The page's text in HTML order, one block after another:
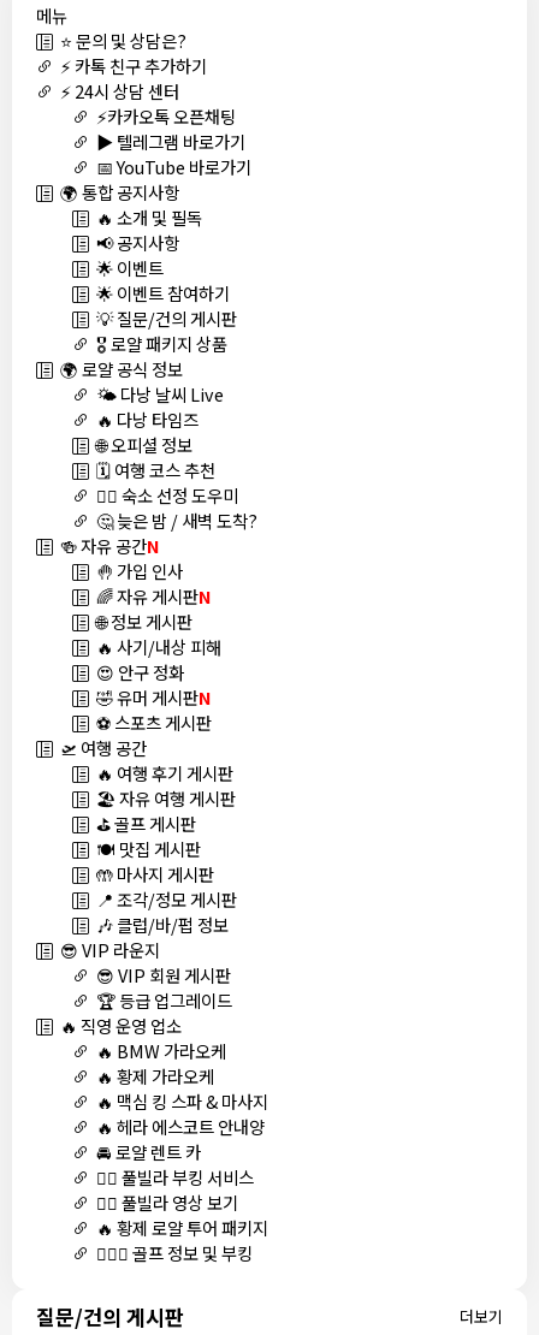
메뉴
⭐ 문의 및 상담은?
⚡ 카톡 친구 추가하기
⚡ 24시 상담 센터
⚡카카오톡 오픈채팅
▶️ 텔레그램 바로가기
📅 YouTube 바로가기
🌍 통합 공지사항
🔥 소개 및 필독
📢 공지사항
🌟 이벤트
🌟 이벤트 참여하기
💡 질문/건의 게시판
🎖️ 로얄 패키지 상품
🌍 로얄 공식 정보
🌤️ 다낭 날씨 Live
🔥 다낭 타임즈
🌐 오피셜 정보
🗓️ 여행 코스 추천
🏊‍♀️ 숙소 선정 도우미
🤔 늦은 밤 / 새벽 도착?
🍻 자유 공간N
🤚 가입 인사
🌈 자유 게시판N
🌐 정보 게시판
🔥 사기/내상 피해
😍 안구 정화
🤣 유머 게시판N
⚽ 스포츠 게시판
🛫 여행 공간
🔥 여행 후기 게시판
🏖️ 자유 여행 게시판
⛳ 골프 게시판
🍽️ 맛집 게시판
🤲 마사지 게시판
📍 조각/정모 게시판
🎶 클럽/바/펍 정보
😎 VIP 라운지
😎 VIP 회원 게시판
🏆 등급 업그레이드
🔥 직영 운영 업소
🔥 BMW 가라오케
🔥 황제 가라오케
🔥 맥심 킹 스파 & 마사지
🔥 헤라 에스코트 안내양
🚘 로얄 렌트 카
🏊‍♀️ 풀빌라 부킹 서비스
🏊‍♀️ 풀빌라 영상 보기
🔥 황제 로얄 투어 패키지
🏌🏻‍♂️ 골프 정보 및 부킹
질문/건의 게시판 더보기